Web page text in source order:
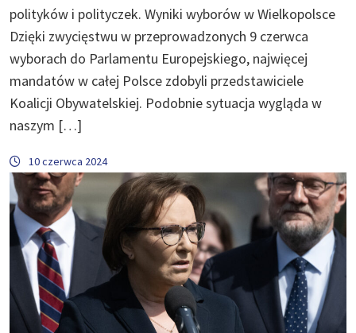
polityków i polityczek. Wyniki wyborów w Wielkopolsce
Dzięki zwycięstwu w przeprowadzonych 9 czerwca
wyborach do Parlamentu Europejskiego, najwięcej
mandatów w całej Polsce zdobyli przedstawiciele
Koalicji Obywatelskiej. Podobnie sytuacja wygląda w
naszym […]
10 czerwca 2024